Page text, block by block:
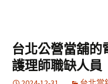
台北公營當舖的
護理師職缺人員